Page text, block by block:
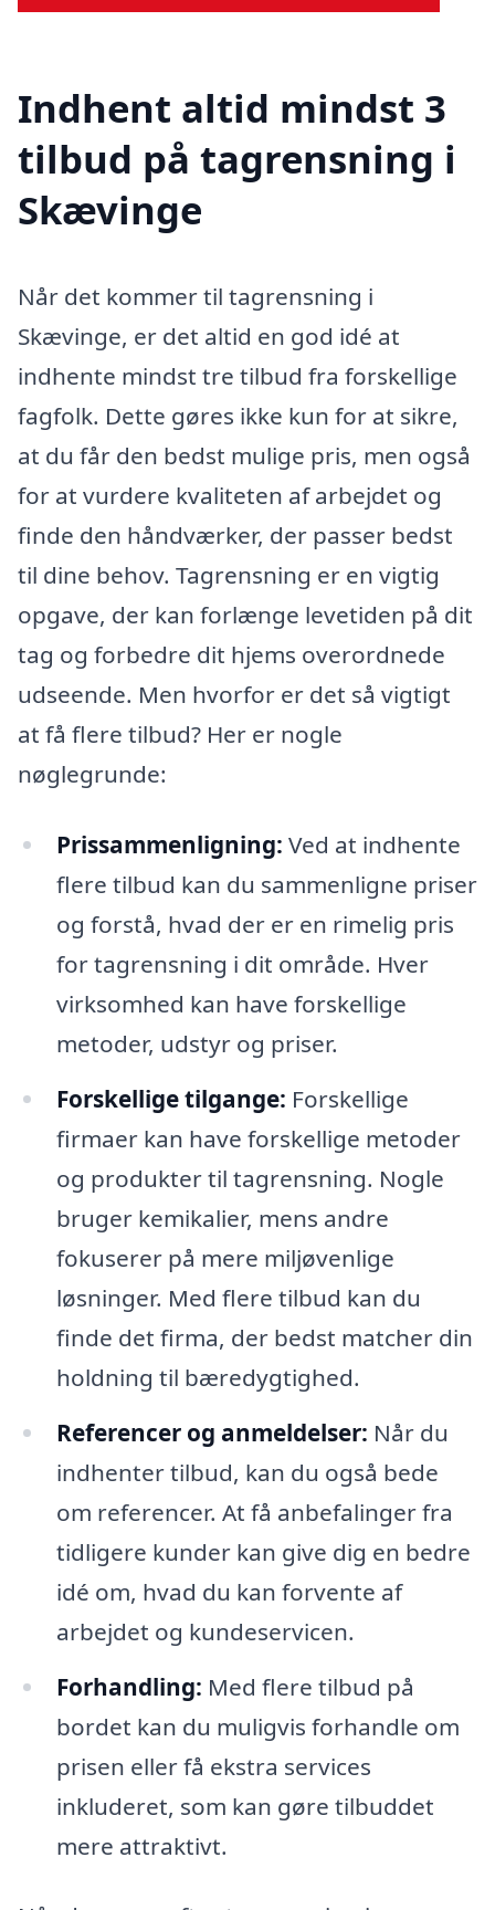
Indhent altid mindst 3
tilbud på tagrensning i
Skævinge
Når det kommer til tagrensning i
Skævinge, er det altid en god idé at
indhente mindst tre tilbud fra forskellige
fagfolk. Dette gøres ikke kun for at sikre,
at du får den bedst mulige pris, men også
for at vurdere kvaliteten af arbejdet og
finde den håndværker, der passer bedst
til dine behov. Tagrensning er en vigtig
opgave, der kan forlænge levetiden på dit
tag og forbedre dit hjems overordnede
udseende. Men hvorfor er det så vigtigt
at få flere tilbud? Her er nogle
nøglegrunde:
Prissammenligning: Ved at indhente
flere tilbud kan du sammenligne priser
og forstå, hvad der er en rimelig pris
for tagrensning i dit område. Hver
virksomhed kan have forskellige
metoder, udstyr og priser.
Forskellige tilgange: Forskellige
firmaer kan have forskellige metoder
og produkter til tagrensning. Nogle
bruger kemikalier, mens andre
fokuserer på mere miljøvenlige
løsninger. Med flere tilbud kan du
finde det firma, der bedst matcher din
holdning til bæredygtighed.
Referencer og anmeldelser: Når du
indhenter tilbud, kan du også bede
om referencer. At få anbefalinger fra
tidligere kunder kan give dig en bedre
idé om, hvad du kan forvente af
arbejdet og kundeservicen.
Forhandling: Med flere tilbud på
bordet kan du muligvis forhandle om
prisen eller få ekstra services
inkluderet, som kan gøre tilbuddet
mere attraktivt.